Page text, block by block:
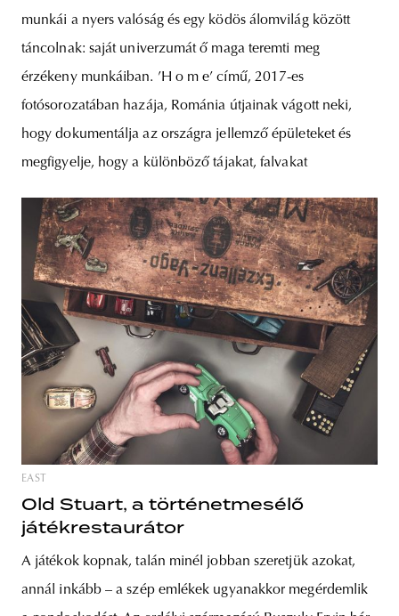
munkái a nyers valóság és egy ködös álomvilág között
táncolnak: saját univerzumát ő maga teremti meg
érzékeny munkáiban. ’H o m e’ című, 2017-es
fotósorozatában hazája, Románia útjainak vágott neki,
hogy dokumentálja az országra jellemző épületeket és
megfigyelje, hogy a különböző tájakat, falvakat
EAST
Old Stuart, a történetmesélő
játékrestaurátor
A játékok kopnak, talán minél jobban szeretjük azokat,
annál inkább – a szép emlékek ugyanakkor megérdemlik